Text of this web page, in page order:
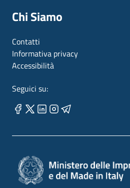
Chi Siamo
Contatti
Informativa privacy
Accessibilità
Seguici su: